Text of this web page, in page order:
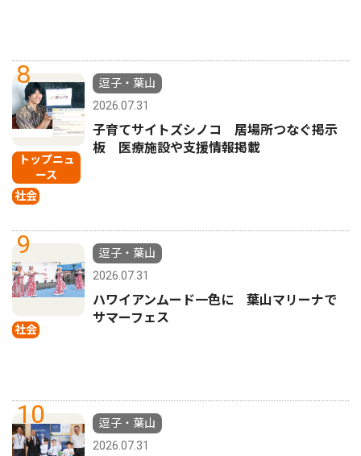
8
トップニュ
ース
社会
逗子・葉山
2026.07.31
子育てサイトズシノコ 居場所つなぐ掲示
板 医療施設や支援情報掲載
9
社会
逗子・葉山
2026.07.31
ハワイアンムード一色に 葉山マリーナで
サマーフェス
10
逗子・葉山
2026.07.31